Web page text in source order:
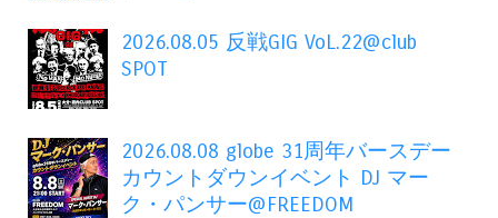
2026.08.05 反戦GIG VoL.22@club
SPOT
2026.08.08 globe 31周年バースデー
カウントダウンイベント DJ マー
ク・パンサー@FREEDOM